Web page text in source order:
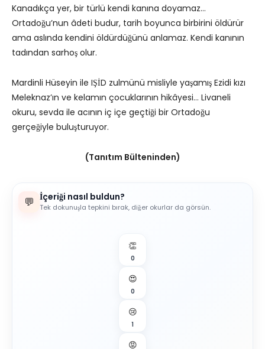
Kanadıkça yer, bir türlü kendi kanına doyamaz…
Ortadoğu’nun âdeti budur, tarih boyunca birbirini öldürür
ama aslında kendini öldürdüğünü anlamaz. Kendi kanının
tadından sarhoş olur.
Mardinli Hüseyin ile IŞİD zulmünü misliyle yaşamış Ezidi kızı
Meleknaz’ın ve kelamın çocuklarının hikâyesi… Livaneli
okuru, sevda ile acının iç içe geçtiği bir Ortadoğu
gerçeğiyle buluşturuyor.
(Tanıtım Bülteninden)
💬 İçeriği nasıl buldun?
Tek dokunuşla tepkini bırak, diğer okurlar da görsün.
👏
0
😍
0
😢
1
😡